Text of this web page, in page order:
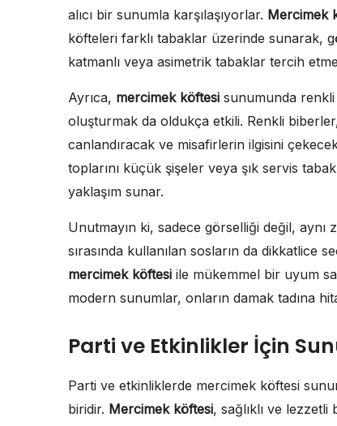
alıcı bir sunumla karşılaşıyorlar. Mercimek
köfteleri farklı tabaklar üzerinde sunarak,
katmanlı veya asimetrik tabaklar tercih
Ayrıca, mercimek köftesi sunumunda
oluşturmak da oldukça etkili. Renkli
canlandıracak ve misafirlerin ilgisini
toplarını küçük şişeler veya şık servis
yaklaşım sunar.
Unutmayın ki, sadece görselliği değil, aynı
sırasında kullanılan sosların da dikkatlice
mercimek köftesi ile mükemmel bir uyum
modern sunumlar, onların damak tadına
Parti ve Etkinlikler İçin
Parti ve etkinliklerde mercimek köftesi
biridir. Mercimek köftesi, sağlıklı ve lezzetli